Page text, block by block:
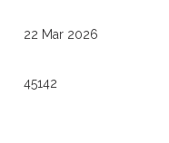
22 Mar 2026
45142